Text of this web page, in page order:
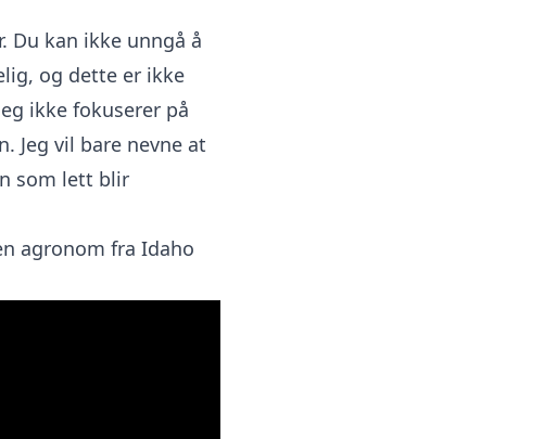
Du kan ikke unngå å
og dette er ikke
ikke fokuserer på
Jeg vil bare nevne at
som lett blir
agronom fra Idaho